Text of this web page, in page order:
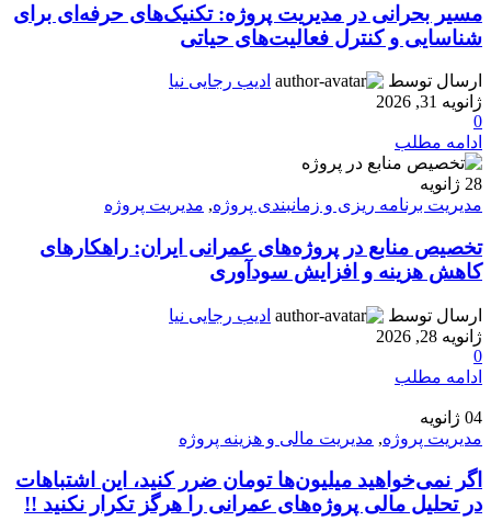
مسیر بحرانی در مدیریت پروژه: تکنیک‌های حرفه‌ای برای
شناسایی و کنترل فعالیت‌های حیاتی
ارسال توسط
ادیب رجایی نیا
ژانویه 31, 2026
0
ادامه مطلب
28 ژانویه
مدیریت برنامه ریزی و زمانبندی پروژه, مدیریت پروژه
تخصیص منابع در پروژه‌های عمرانی ایران: راهکارهای
کاهش هزینه و افزایش سودآوری
ارسال توسط
ادیب رجایی نیا
ژانویه 28, 2026
0
ادامه مطلب
04 ژانویه
مدیریت پروژه, مدیریت مالی و هزینه پروژه
اگر نمی‌خواهید میلیون‌ها تومان ضرر کنید، این اشتباهات
در تحلیل مالی پروژه‌های عمرانی را هرگز تکرار نکنید !!